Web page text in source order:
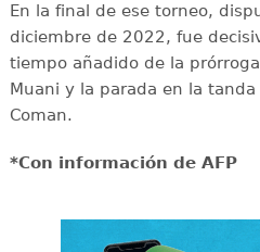
En la final de ese torneo,
diciembre de 2022, fue
tiempo añadido de la
Muani y la parada en la
Coman.
*Con información de AFP